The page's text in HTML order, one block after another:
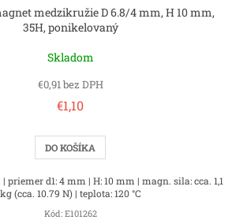
medzikružie D 6.8/4 mm, H 10 mm,
35H, ponikelovaný
Skladom
€0,91 bez DPH
€1,10
DO KOŠÍKA
priemer d1: 4 mm | H: 10 mm | magn. sila: cca. 1,1
kg (cca. 10.79 N) | teplota: 120 °C
Kód: E101262